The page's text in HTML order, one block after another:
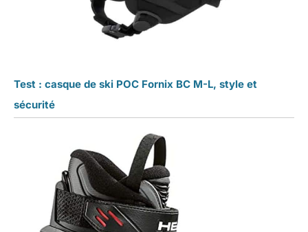
Test : casque de ski POC Fornix BC M-L, style et
sécurité